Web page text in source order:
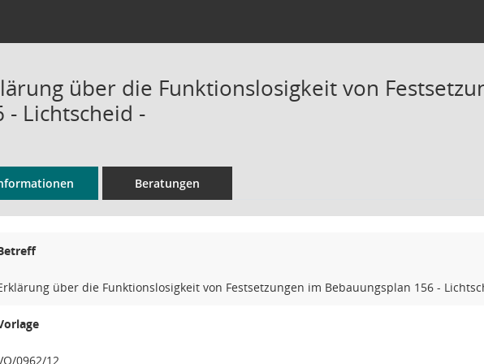
über die Funktionslosigkeit von
- Lichtscheid -
Beratungen
über die Funktionslosigkeit von Festsetzungen im Bebauungsplan 156 -
0962/12